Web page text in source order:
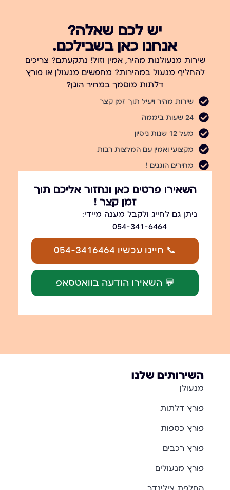
יש לכם שאלה?
אנחנו כאן בשבילכם.
שירות מנעולנות מהיר, אמין וזול! נתקעתם? צריכים
להחליף מנעול במהירות? מחפשים מנעולן או פורץ
דלתות מוסמך במחיר הוגן?
שירות מהיר ויעיל תוך זמן קצר
24 שעות ביממה
מעל 12 שנות ניסיון
מקצועי ואמין עם המלצות רבות
מחירים הוגנים !
השאירו פרטים כאן ונחזור אליכם תוך
זמן קצר !
ניתן גם לחייג ולקבל מענה מיידי:
054-341-6464
📞 חייגו עכשיו 054-3416464
💬 השאירו הודעה בוואטסאפ
השירותים שלנו
מנעולן
פורץ דלתות
פורץ כספות
פורץ רכבים
פורץ מנעולים